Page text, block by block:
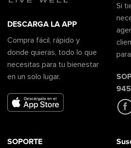
DESCARGA LA APP
Compra fácil, rápido y
donde quieras, todo lo que
necesitas para tu bienestar
en un solo lugar.
Si
SOPORTE